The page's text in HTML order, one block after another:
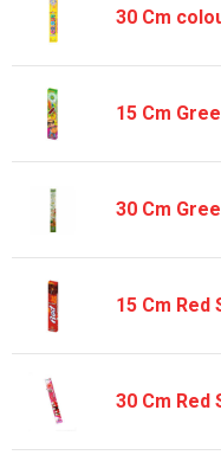
30 Cm
15 Cm
30 Cm
15 Cm Red
30 Cm Red